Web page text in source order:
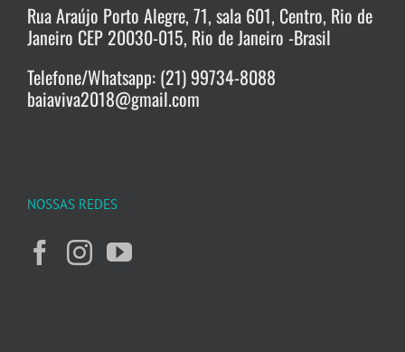
Rua Araújo Porto Alegre, 71, sala 601, Centro, Rio de
Janeiro CEP 20030-015, Rio de Janeiro -Brasil
Telefone/Whatsapp: (21) 99734-8088
baiaviva2018@gmail.com
NOSSAS REDES